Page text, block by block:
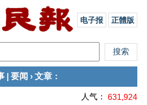
电子报 正體版
要闻 › 文章 ：
人气： 631,924